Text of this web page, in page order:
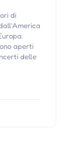
di
aperti
delle